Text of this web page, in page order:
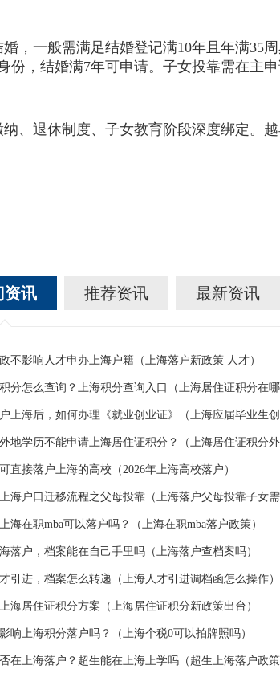
一般需满足结婚登记满10年且年满35
，结婚满7年可申请。子女投靠需在主
、退休制度、子女教育阶段深度绑定。
资讯 推荐资讯 最新资讯
不影响人才申办上海户籍（上海落户新政策 人才）
分怎么查询？上海积分查询入口（上海居住证积分在哪
直接落户上海的高校（2026年上海高校落户）
海在职mba可以落户吗？（上海在职mba落户政策）
落户，档案能在自己手里吗（上海落户查档案吗）
引进，档案怎么转递（上海人才引进调档函怎么操作）
海居住证积分方案（上海居住证积分新政策出台）
响上海积分落户吗？（上海个税0可以拍牌照吗）